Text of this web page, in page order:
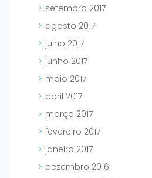
setembro 2017
agosto 2017
julho 2017
junho 2017
maio 2017
abril 2017
março 2017
fevereiro 2017
janeiro 2017
dezembro 2016